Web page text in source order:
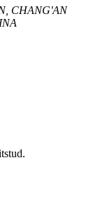
CHANG'AN